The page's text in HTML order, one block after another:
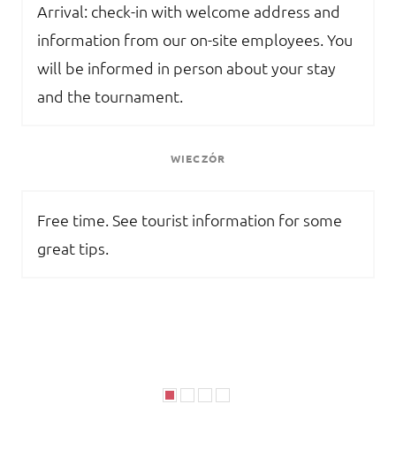
Arrival: check-in with welcome address and
information from our on-site employees. You
will be informed in person about your stay
and the tournament.
WIECZÓR
Free time. See tourist information for some
great tips.